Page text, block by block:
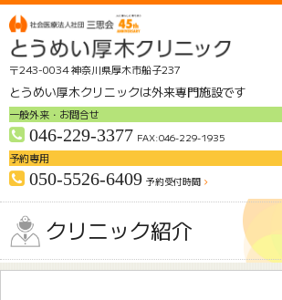
〒243-0034 神奈川県厚木市船子237
とうめい厚木クリニックは外来専門施設です
一般外来・お問合せ
046-229-3377 FAX:046-229-1935
予約専用
050-5526-6409 予約受付時間
無料送迎バスのご案内
クリニック紹介 受診のご案内
クリニック紹介